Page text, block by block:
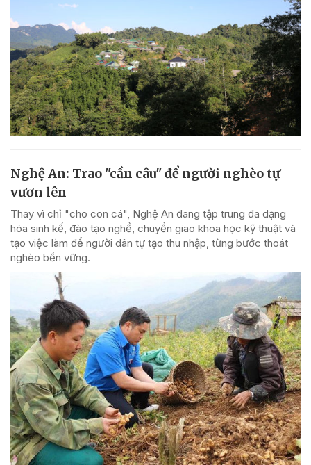
Nghệ An: Trao "cần câu" để người nghèo tự
vươn lên
Thay vì chỉ "cho con cá", Nghệ An đang tập trung đa dạng
hóa sinh kế, đào tạo nghề, chuyển giao khoa học kỹ thuật và
tạo việc làm để người dân tự tạo thu nhập, từng bước thoát
nghèo bền vững.